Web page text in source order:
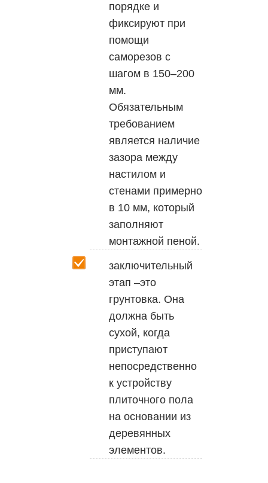
порядке и
фиксируют при
помощи
саморезов с
шагом в 150–200
мм.
Обязательным
требованием
является наличие
зазора между
настилом и
стенами примерно
в 10 мм, который
заполняют
монтажной пеной.
заключительный
этап –это
грунтовка. Она
должна быть
сухой, когда
приступают
непосредственно
к устройству
плиточного пола
на основании из
деревянных
элементов.